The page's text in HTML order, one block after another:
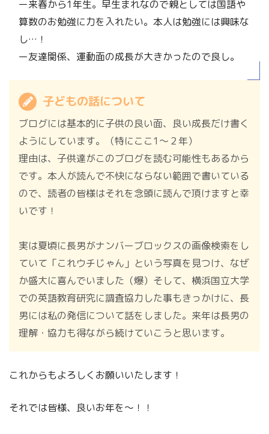
ー来春から1年生。早生まれなので親としては国語や
算数のお勉強に力を入れたい。本人は勉強には興味な
し…！
ー友達関係、運動面の成長が大きかったので良し。
子どもの話について
ブログには基本的に子供の良い面、良い成長だけ書く
ようにしています。（特にここ1～２年）
理由は、子供達がこのブログを読む可能性もあるから
です。本人が読んで不快にならない範囲で書いている
ので、読者の皆様はそれを念頭に読んで頂けますと幸
いです！
実は夏頃に長男がナンバーブロックスの画像検索をし
ていて「これウチじゃん」という写真を見つけ、なぜ
か盛大に喜んでいました（爆）そして、横浜国立大学
での英語教育研究に調査協力した事もきっかけに、長
男には私の発信について話をしました。来年は長男の
理解・協力も得ながら続けていこうと思います。
これからもよろしくお願いいたします！
それでは皆様、良いお年を～！！